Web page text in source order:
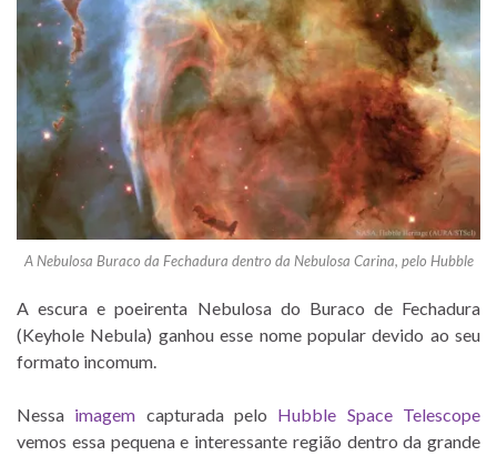
A Nebulosa Buraco da Fechadura dentro da Nebulosa Carina, pelo Hubble
A escura e poeirenta Nebulosa do Buraco de Fechadura
(Keyhole Nebula) ganhou esse nome popular devido ao seu
formato incomum.
Nessa imagem capturada pelo Hubble Space Telescope
vemos essa pequena e interessante região dentro da grande